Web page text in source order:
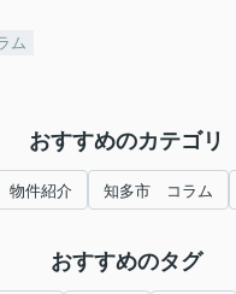
ム
おすすめのカテゴリ
物件紹介 知多市 コラム
おすすめのタグ